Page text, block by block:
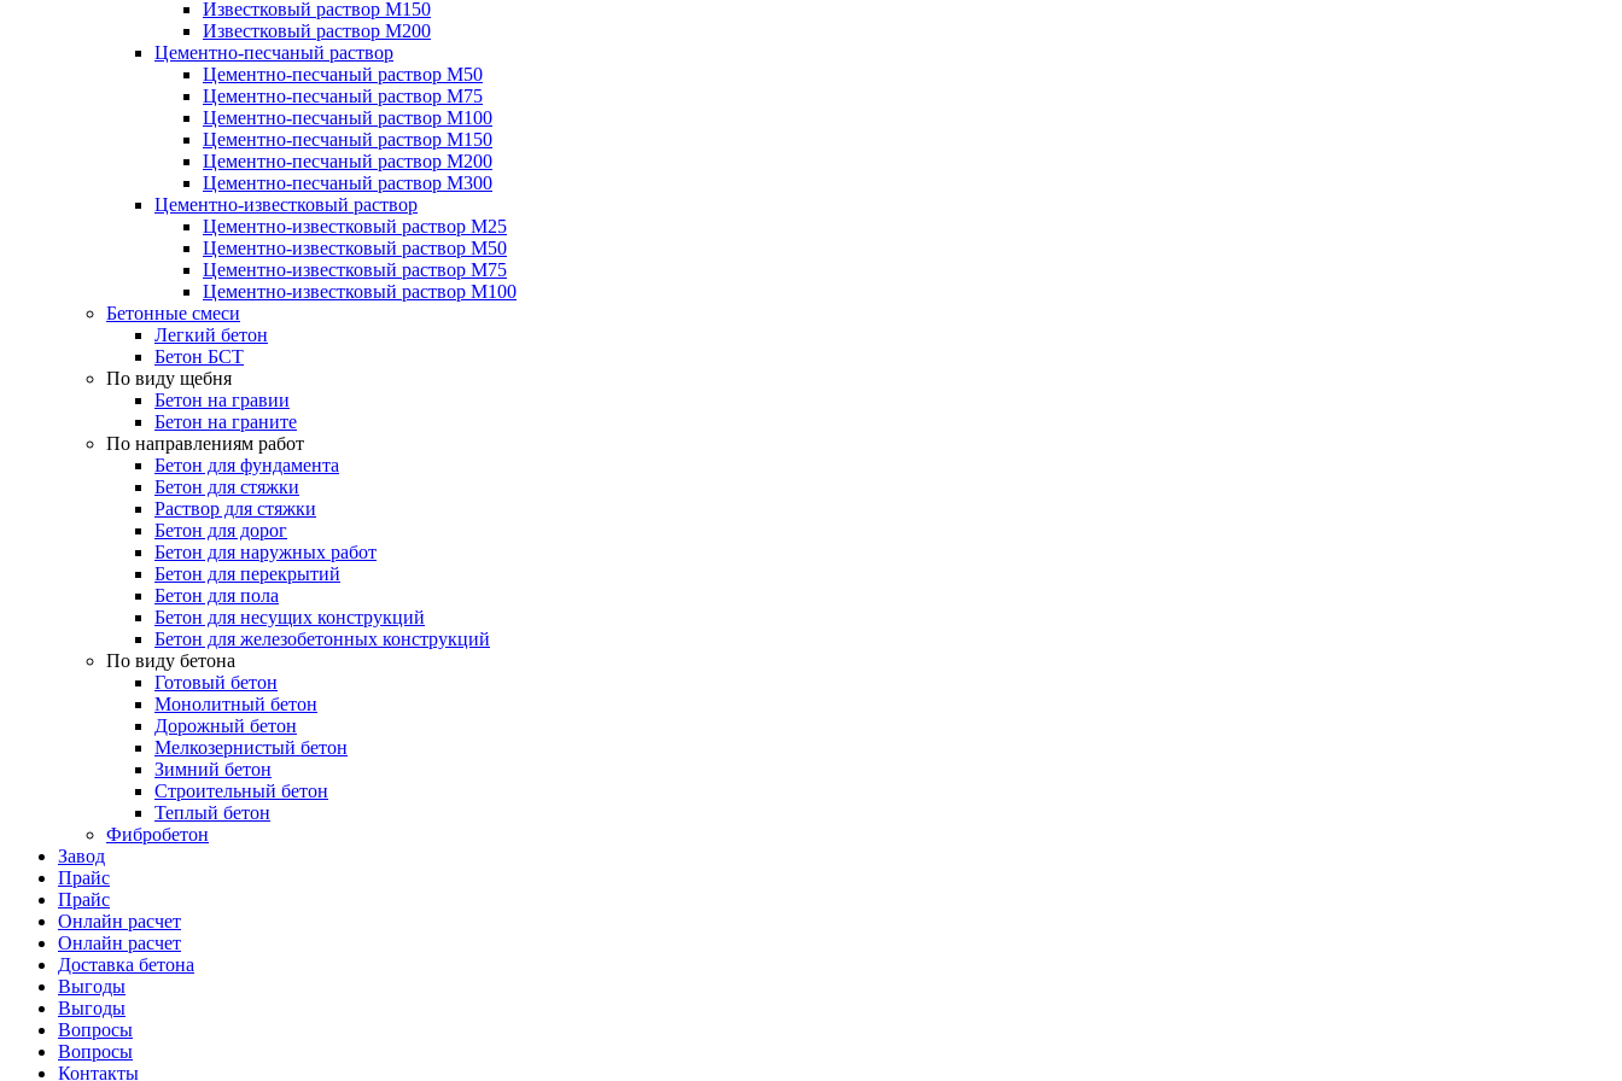
Известковый раствор М150
Известковый раствор М200
Цементно-песчаный раствор
Цементно-песчаный раствор М50
Цементно-песчаный раствор М75
Цементно-песчаный раствор М100
Цементно-песчаный раствор М150
Цементно-песчаный раствор М200
Цементно-песчаный раствор М300
Цементно-известковый раствор
Цементно-известковый раствор М25
Цементно-известковый раствор М50
Цементно-известковый раствор М75
Цементно-известковый раствор М100
Бетонные смеси
Легкий бетон
Бетон БСТ
По виду щебня
Бетон на гравии
Бетон на граните
По направлениям работ
Бетон для фундамента
Бетон для стяжки
Раствор для стяжки
Бетон для дорог
Бетон для наружных работ
Бетон для перекрытий
Бетон для пола
Бетон для несущих конструкций
Бетон для железобетонных конструкций
По виду бетона
Готовый бетон
Монолитный бетон
Дорожный бетон
Мелкозернистый бетон
Зимний бетон
Строительный бетон
Теплый бетон
Фибробетон
Завод
Прайс
Прайс
Онлайн расчет
Онлайн расчет
Доставка бетона
Выгоды
Выгоды
Вопросы
Вопросы
Контакты